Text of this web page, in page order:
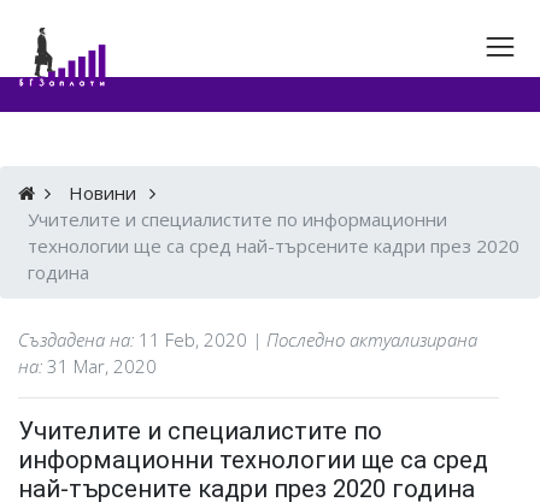
Новини
Учителите и специалистите по информационни
технологии ще са сред най-търсените кадри през 2020
година
Създадена на: 11 Feb, 2020 | Последно актуализирана
на: 31 Mar, 2020
Учителите и специалистите по
информационни технологии ще са сред
най-търсените кадри през 2020 година